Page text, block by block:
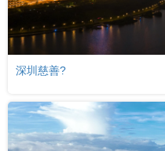
深圳慈善?